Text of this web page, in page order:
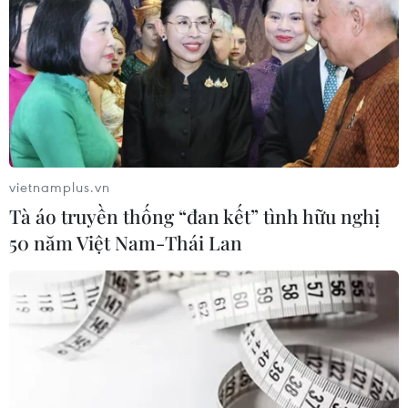
Hà Nội treo 4.000 băngrôn tuyên truyền
về thượng đỉnh Mỹ-Triều
24/02/2019 13:34
Để chuẩn bị cho Hội nghị thượng đỉnh Mỹ-Triều lần hai,
vietnamplus.vn
Tà áo truyền thống “đan kết” tình hữu nghị
50 năm Việt Nam-Thái Lan